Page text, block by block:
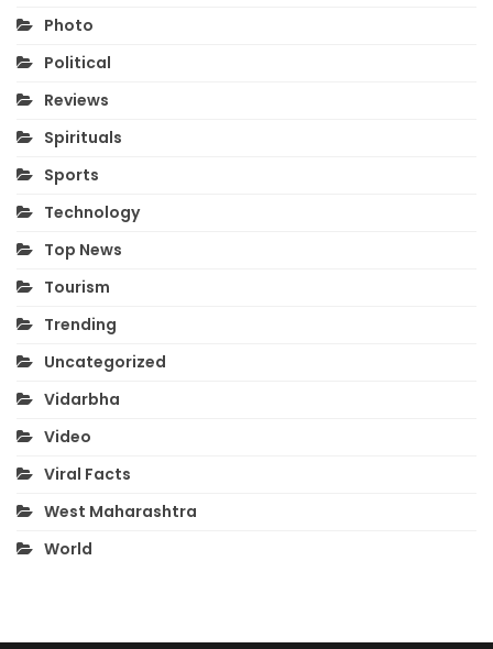
Photo
Political
Reviews
Spirituals
Sports
Technology
Top News
Tourism
Trending
Uncategorized
Vidarbha
Video
Viral Facts
West Maharashtra
World